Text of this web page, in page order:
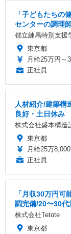
「子どもたちの
センターの調理
都立練馬特別支援
東京都
月給25万円～
正社員
人材紹介/建築
良好・土日休み
株式会社盛本構造
東京都
月給25万
正社員
「月収30万円
調完備/20〜30代
株式会社Tetote
東京都